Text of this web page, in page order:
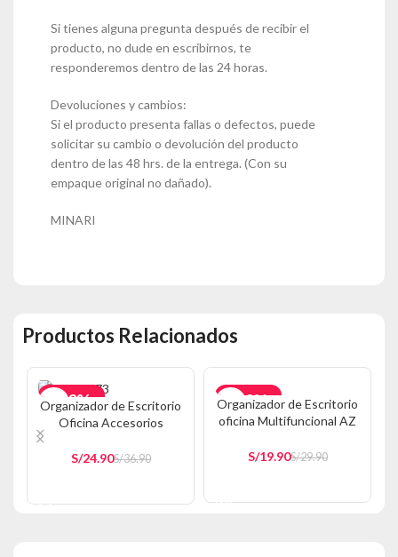
Si tienes alguna pregunta después de recibir el
producto, no dude en escribirnos, te
responderemos dentro de las 24 horas.
Devoluciones y cambios:
Si el producto presenta fallas o defectos, puede
solicitar su cambio o devolución del producto
dentro de las 48 hrs. de la entrega. (Con su
empaque original no dañado).
MINARI
Productos Relacionados
-33%
Organizador de Escritorio
Oficina Accesorios
S/36.90
S/24.90
-33%
AGOTADO
Organizador de Escritorio
oficina Multifuncional AZ
S/29.90
S/19.90